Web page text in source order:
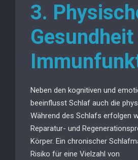
3.
Gesundheit
Neben den kognitiven und
beeinflusst Schlaf auch die
Während des Schlafs erfolgen
Reparatur- und
Körper. Ein chronischer
Risiko für eine Vielzahl von